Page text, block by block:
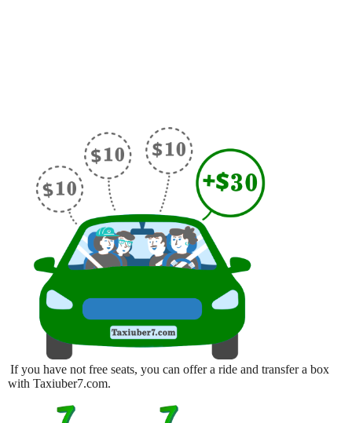
If you have not free seats, you can offer a ride and transfer a box
with Taxiuber7.com.